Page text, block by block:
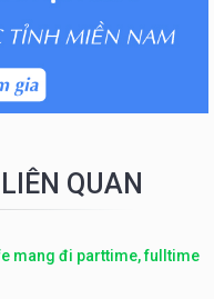
QUAN
mang đi parttime, fulltime